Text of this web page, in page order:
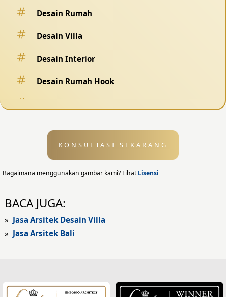
Desain Rumah
Desain Villa
Desain Interior
Desain Rumah Hook
Desain Eksterior
Desain Eksterior Rumah
Desain Rumah Modern
Fasad Kantor
KONSULTASI SEKARANG
Bagaimana menggunakan gambar kami? LihatLisensi
BACA JUGA:
» Jasa Arsitek Desain Villa
» Jasa Arsitek Bali